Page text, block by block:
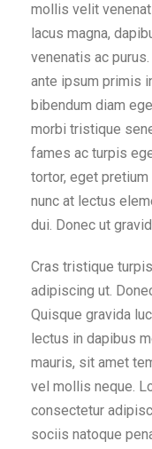
mollis velit
lacus magna,
venenatis ac
ante ipsum primis
bibendum diam
morbi tristique
fames ac turpis
tortor, eget pretium
nunc at lectus
dui. Donec ut
Cras tristique
adipiscing ut.
Quisque gravida
lectus in dapibus
mauris, sit amet
vel mollis neque.
consectetur
sociis natoque